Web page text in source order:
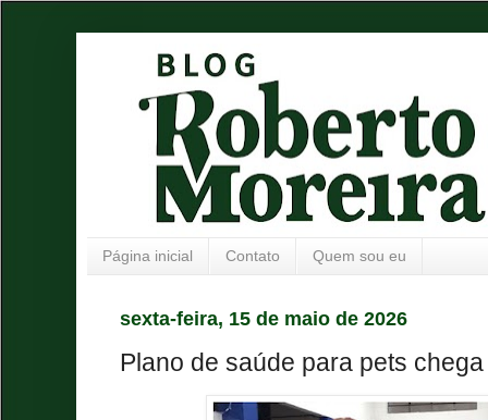
Página inicial Contato Quem sou eu
sexta-feira, 15 de maio de 2026
Plano de saúde para pets